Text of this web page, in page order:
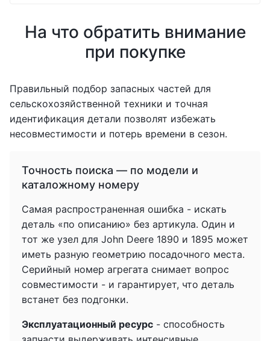
На что обратить внимание
при покупке
Правильный подбор запасных частей для
сельскохозяйственной техники и точная
идентификация детали позволят избежать
несовместимости и потерь времени в сезон.
Точность поиска — по модели и
каталожному номеру
Самая распространенная ошибка - искать
деталь «по описанию» без артикула. Один и
тот же узел для John Deere 1890 и 1895 может
иметь разную геометрию посадочного места.
Серийный номер агрегата снимает вопрос
совместимости - и гарантирует, что деталь
встанет без подгонки.
Эксплуатационный ресурс - способность